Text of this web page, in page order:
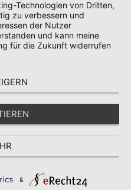
Technologien von Dritten,
zu verbessern und
der Nutzer
und kann meine
für die Zukunft widerrufen
&